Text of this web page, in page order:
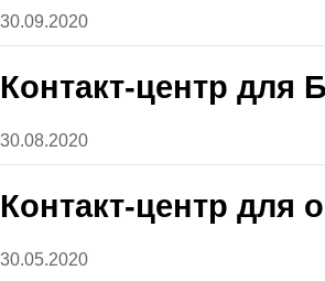
30.09.2020
Контакт-центр для
30.08.2020
Контакт-центр для
30.05.2020